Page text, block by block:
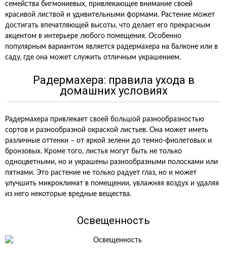
семейства бигмониевых, привлекающее внимание своей
красивой листвой и удивительными формами. Растение может
достигать впечатляющей высоты, что делает его прекрасным
акцентом в интерьере любого помещения. Особенно
популярным вариантом является радермахера на балконе или в
саду, где она может служить отличным украшением.
Радермахера: правила ухода в
домашних условиях
Радермахера привлекает своей большой разнообразностью
сортов и разнообразной окраской листьев. Она может иметь
различные оттенки – от яркой зелени до темно-фиолетовых и
бронзовых. Кроме того, листья могут быть не только
одноцветными, но и украшены разнообразными полосками или
пятнами. Это растение не только радует глаз, но и может
улучшить микроклимат в помещении, увлажняя воздух и удаляя
из него некоторые вредные вещества.
Освещенность